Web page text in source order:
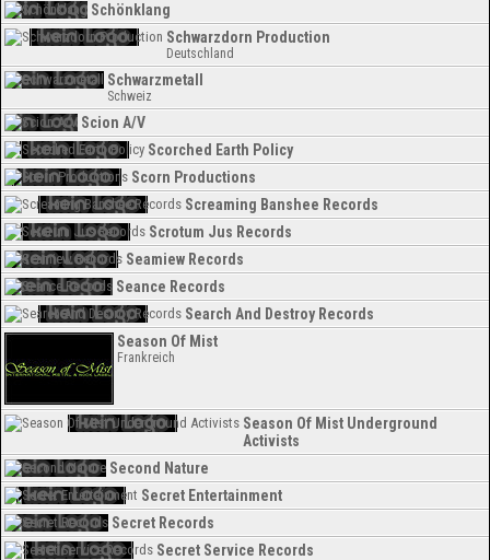
Schönklang
Schwarzdorn Production
Deutschland
Schwarzmetall
Schweiz
Scion A/V
Scorched Earth Policy
Scorn Productions
Screaming Banshee Records
Scrotum Jus Records
Seamiew Records
Seance Records
Search And Destroy Records
Season Of Mist
Frankreich
Season Of Mist Underground
Activists
Second Nature
Secret Entertainment
Secret Records
Secret Service Records